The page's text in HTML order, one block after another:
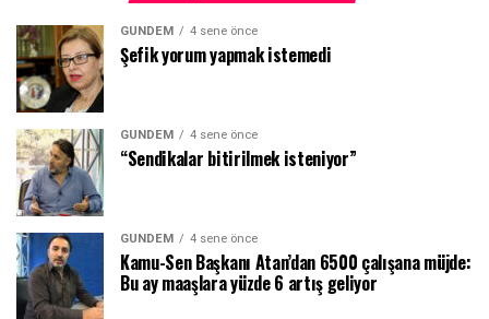
GÜNDEM 4 sene önce
Şefik yorum yapmak istemedi
GÜNDEM 4 sene önce
“Sendikalar bitirilmek isteniyor”
GÜNDEM 4 sene önce
Kamu-Sen Başkanı Atan’dan 6500 çalışana müjde:
Bu ay maaşlara yüzde 6 artış geliyor